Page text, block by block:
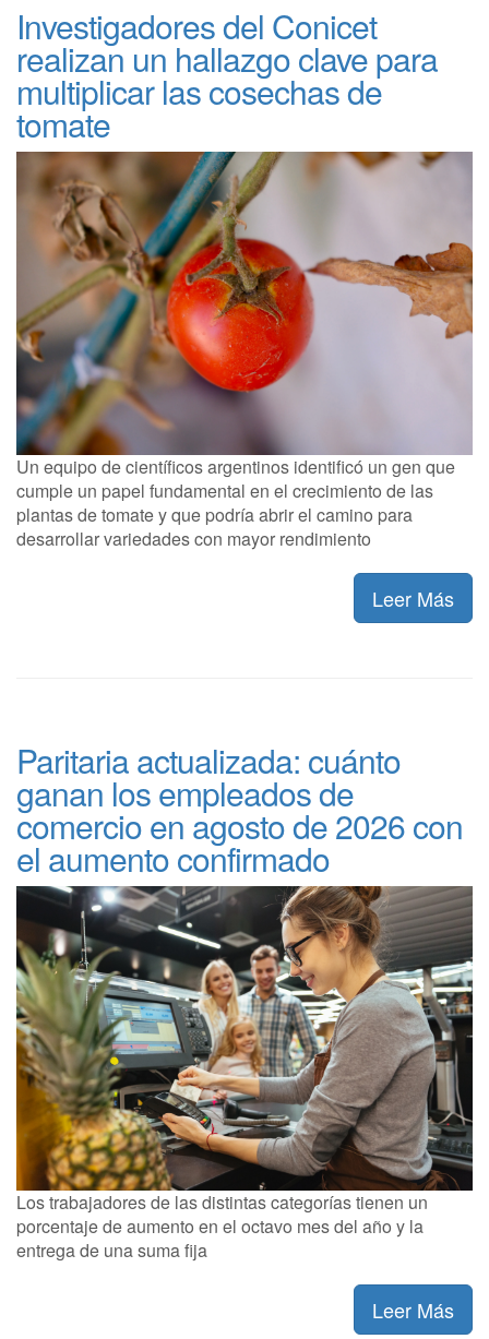
Investigadores del Conicet
realizan un hallazgo clave para
multiplicar las cosechas de
tomate
Un equipo de científicos argentinos identificó un gen que
cumple un papel fundamental en el crecimiento de las
plantas de tomate y que podría abrir el camino para
desarrollar variedades con mayor rendimiento
Leer Más
Paritaria actualizada: cuánto
ganan los empleados de
comercio en agosto de 2026 con
el aumento confirmado
Los trabajadores de las distintas categorías tienen un
porcentaje de aumento en el octavo mes del año y la
entrega de una suma fija
Leer Más